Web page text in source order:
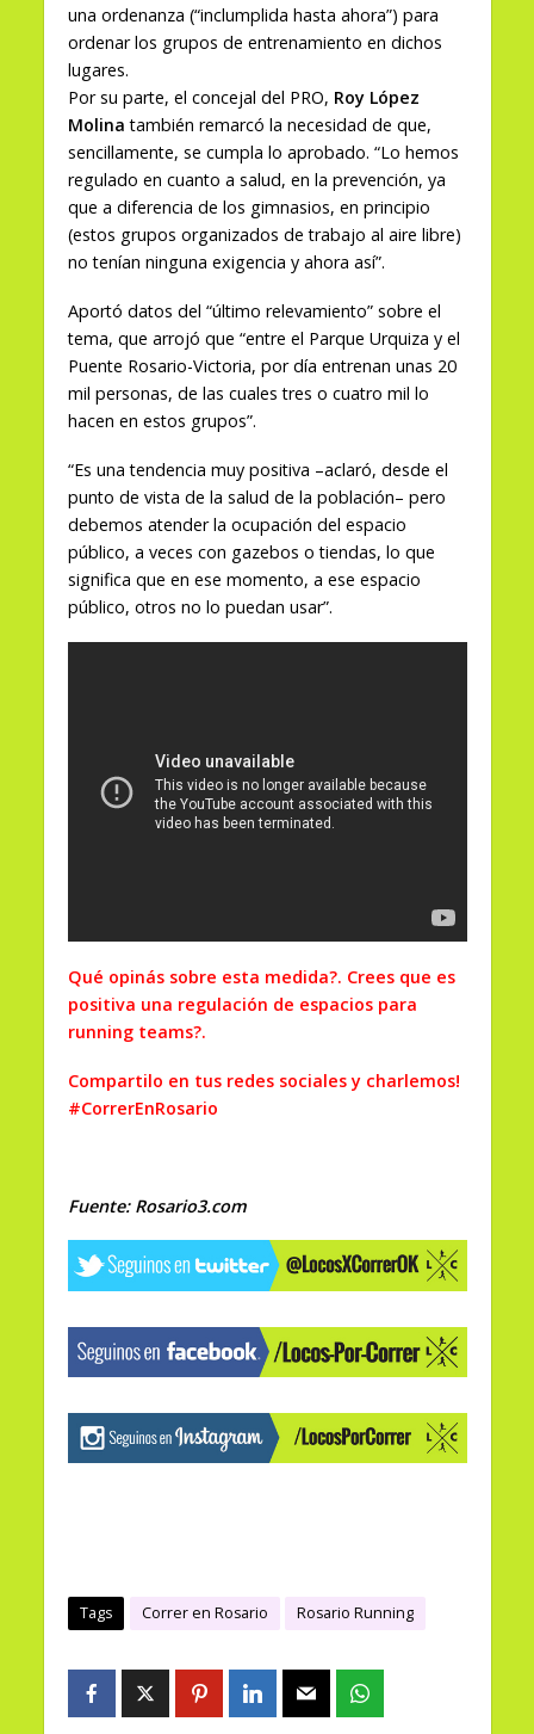
una ordenanza (“inclumplida hasta ahora”) para
ordenar los grupos de entrenamiento en dichos
lugares.
Por su parte, el concejal del PRO, Roy López
Molina también remarcó la necesidad de que,
sencillamente, se cumpla lo aprobado. “Lo hemos
regulado en cuanto a salud, en la prevención, ya
que a diferencia de los gimnasios, en principio
(estos grupos organizados de trabajo al aire libre)
no tenían ninguna exigencia y ahora así”.
Aportó datos del “último relevamiento” sobre el
tema, que arrojó que “entre el Parque Urquiza y el
Puente Rosario-Victoria, por día entrenan unas 20
mil personas, de las cuales tres o cuatro mil lo
hacen en estos grupos”.
“Es una tendencia muy positiva –aclaró, desde el
punto de vista de la salud de la población– pero
debemos atender la ocupación del espacio
público, a veces con gazebos o tiendas, lo que
significa que en ese momento, a ese espacio
público, otros no lo puedan usar”.
Qué opinás sobre esta medida?. Crees que es
positiva una regulación de espacios para
running teams?.
Compartilo en tus redes sociales y charlemos!
#CorrerEnRosario
Fuente: Rosario3.com
Tags Correr en Rosario Rosario Running